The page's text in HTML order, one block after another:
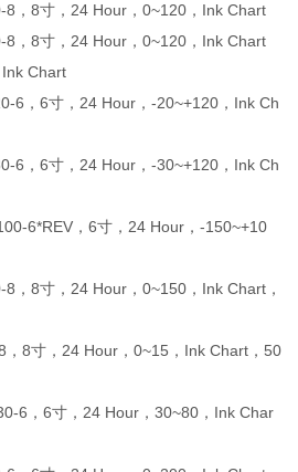
8，8寸，24 Hour，0~120，Ink Chart
8，8寸，24 Hour，0~120，Ink Chart
Ink Chart
6，6寸，24 Hour，-20~+120，Ink Ch
6，6寸，24 Hour，-30~+120，Ink Ch
6*REV，6寸，24 Hour，-150~+10
，8寸，24 Hour，0~150，Ink Chart，
，8寸，24 Hour，0~15，Ink Chart，50
6，6寸，24 Hour，30~80，Ink Char